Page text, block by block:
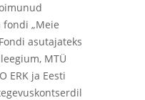
„Meie
asutajateks
MTÜ
ERK ja Eesti